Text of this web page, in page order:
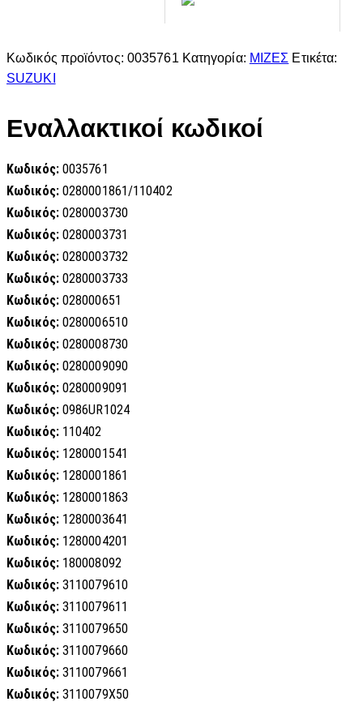
Κωδικός προϊόντος: 0035761 Κατηγορία: ΜΙΖΕΣ Ετικέτα:
SUZUKI
Εναλλακτικοί κωδικοί
Κωδικός: 0035761
Κωδικός: 0280001861/110402
Κωδικός: 0280003730
Κωδικός: 0280003731
Κωδικός: 0280003732
Κωδικός: 0280003733
Κωδικός: 028000651
Κωδικός: 0280006510
Κωδικός: 0280008730
Κωδικός: 0280009090
Κωδικός: 0280009091
Κωδικός: 0986UR1024
Κωδικός: 110402
Κωδικός: 1280001541
Κωδικός: 1280001861
Κωδικός: 1280001863
Κωδικός: 1280003641
Κωδικός: 1280004201
Κωδικός: 180008092
Κωδικός: 3110079610
Κωδικός: 3110079611
Κωδικός: 3110079650
Κωδικός: 3110079660
Κωδικός: 3110079661
Κωδικός: 3110079X50